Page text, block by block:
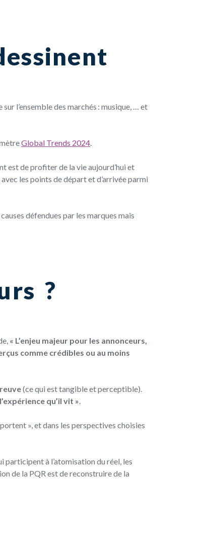
l’ensemble des marchés : musique, … et
Global Trends 2024.
est de profiter de la vie aujourd’hui et
les points de départ et d’arrivée parmi
défendues par les marques mais
?
« L’enjeu majeur pour les annonceurs,
comme crédibles ou au moins
(ce qui est tangible et perceptible).
qu’il vit ».
», et dans les perspectives choisies
participent à l’atomisation du réel, les
de la PQR est de reconstruire de la